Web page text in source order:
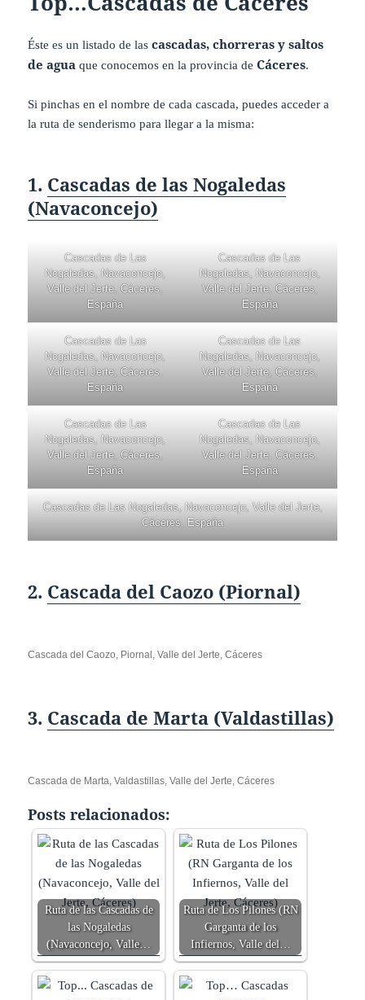
Éste es un listado de las cascadas, chorreras y saltos
de aguaque conocemos en la provincia deCáceres.
Si pinchas en el nombre de cada cascada, puedes acceder a
la ruta de senderismo para llegar a la misma:
1. Cascadas de las Nogaledas
(Navaconcejo)
Cascadas de Las
Nogaledas, Navaconcejo,
Valle del Jerte, Cáceres,
España
Cascadas de Las
Nogaledas, Navaconcejo,
Valle del Jerte, Cáceres,
España
Cascadas de Las
Nogaledas, Navaconcejo,
Valle del Jerte, Cáceres,
España
Cascadas de Las
Nogaledas, Navaconcejo,
Valle del Jerte, Cáceres,
España
Cascadas de Las
Nogaledas, Navaconcejo,
Valle del Jerte, Cáceres,
España
Cascadas de Las
Nogaledas, Navaconcejo,
Valle del Jerte, Cáceres,
España
Cascadas de Las Nogaledas, Navaconcejo, Valle del Jerte,
Cáceres, España
2. Cascada del Caozo (Piornal)
Cascada del Caozo, Piornal, Valle del Jerte, Cáceres
3. Cascada de Marta (Valdastillas)
Cascada de Marta, Valdastillas, Valle del Jerte, Cáceres
Posts relacionados:
Ruta de las Cascadas de
las Nogaledas
(Navaconcejo, Valle…
Ruta de Los Pilones (RN
Garganta de los
Infiernos, Valle del…